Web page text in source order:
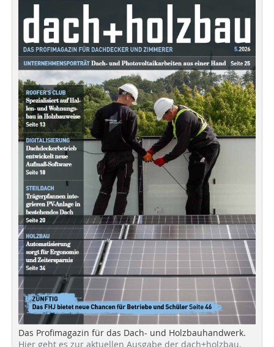
Das Profimagazin für das Dach- und Holzbauhandwerk.
Hier geht es zur aktuellen Ausgabe der dach+holzbau.